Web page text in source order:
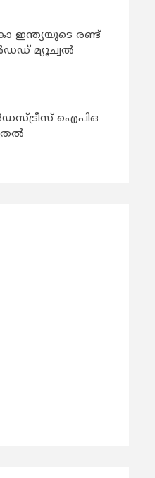
ഇന്ത്യയുടെ രണ്ട്
മ്യൂച്വല്‍
ഐപിഒ